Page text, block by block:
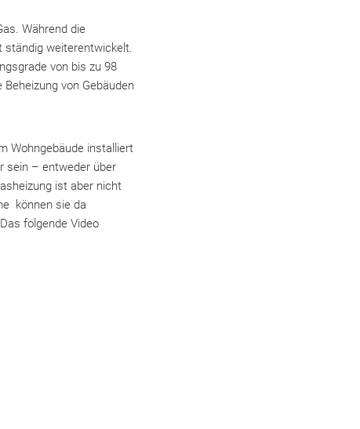
Während die
ständig weiterentwickelt.
von bis zu 98
von Gebäuden
Wohngebäude installiert
sein – entweder über
ist aber nicht
können sie da
folgende Video